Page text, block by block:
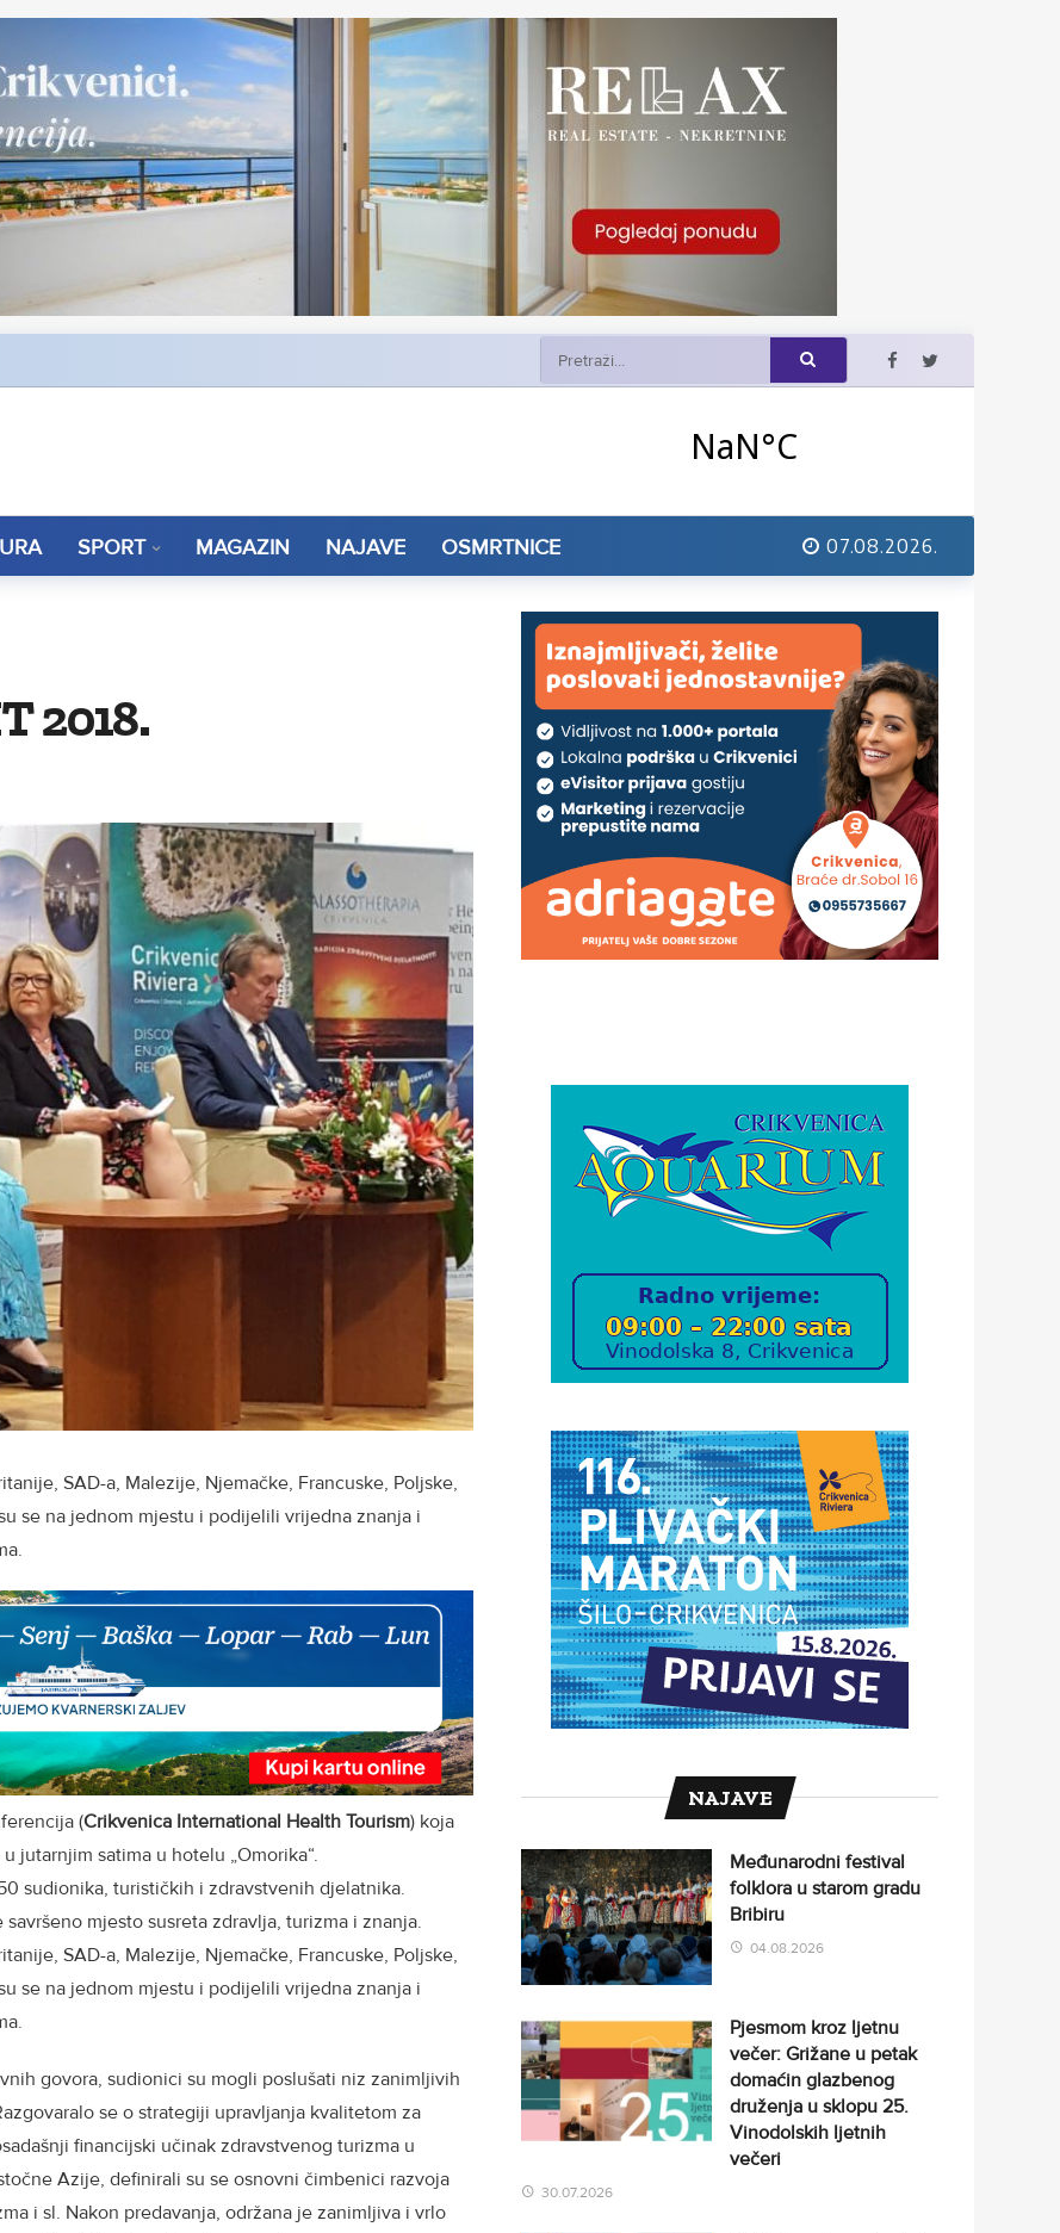
SPORT MAGAZIN NAJAVE OSMRTNICE 07.08.2026.
2018.
SAD-a, Malezije, Njemačke, Francuske, Poljske,
se na jednom mjestu i podijelili vrijedna znanja i
(Crikvenica International Health Tourism) koja
jutarnjim satima u hotelu „Omorika“.
sudionika, turističkih i zdravstvenih djelatnika.
mjesto susreta zdravlja, turizma i znanja.
SAD-a, Malezije, Njemačke, Francuske, Poljske,
se na jednom mjestu i podijelili vrijedna znanja i
govora, sudionici su mogli poslušati niz zanimljivih
se o strategiji upravljanja kvalitetom za
financijski učinak zdravstvenog turizma u
Azije, definirali su se osnovni čimbenici razvoja
i sl. Nakon predavanja, održana je zanimljiva i vrlo
NAJAVE
Međunarodni festival
folklora u starom gradu
Bribiru
04.08.2026
Pjesmom kroz ljetnu
večer: Grižane u petak
domaćin glazbenog
druženja u sklopu 25.
Vinodolskih ljetnih
večeri
30.07.2026